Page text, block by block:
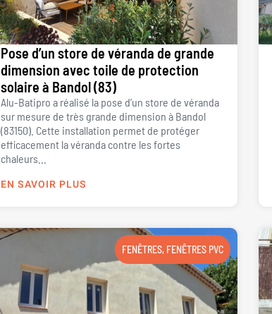
Pose d’un store de véranda de grande
dimension avec toile de protection
solaire à Bandol (83)
Alu-Batipro a réalisé la pose d’un store de véranda
sur mesure de très grande dimension à Bandol
(83150). Cette installation permet de protéger
efficacement la véranda contre les fortes
chaleurs...
EN SAVOIR PLUS
FENÊTRES, FENÊTRES PVC